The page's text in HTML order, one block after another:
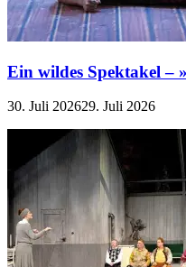
Ein wildes Spektakel –
30. Juli 202629. Juli 2026